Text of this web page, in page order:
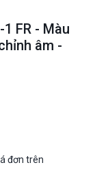
FR - Màu
âm -
đơn trên